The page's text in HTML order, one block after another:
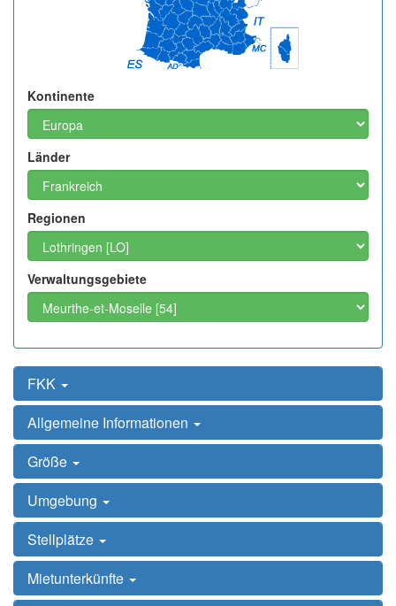
Kontinente
Länder
Regionen
Verwaltungsgebiete
FKK
Allgemeine Informationen
Größe
Umgebung
Stellplätze
Mietunterkünfte